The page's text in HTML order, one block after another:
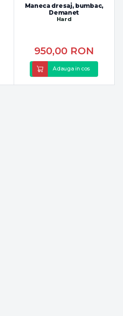
Maneca dresaj, bumbac,
Demanet
Hard
950,00 RON
Adauga in cos